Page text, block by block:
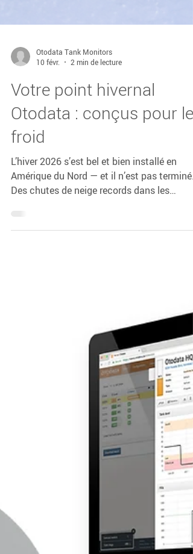
10 févr.
2 min de lecture
L’hiver 2026 s’est bel et bien installé en
Amérique du Nord — et il n’est pas terminé.
Des chutes de neige records dans les
Carolines aux températures glaciales
atteignant même la Floride, les tempêtes
récentes ont perturbé les activités dans de
vastes régions du continent. De plus, les
prévisions annoncent, pour certaines zones,
les températures les plus froides depuis une